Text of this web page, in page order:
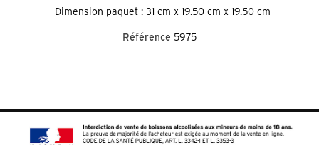
- Dimension paquet : 31 cm x 19.50 cm x 19.50 cm
Référence 5975